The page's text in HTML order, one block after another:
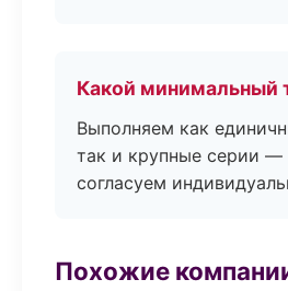
Какой минимальный
Выполняем как
так и крупные серии —
согласуем
Похожие